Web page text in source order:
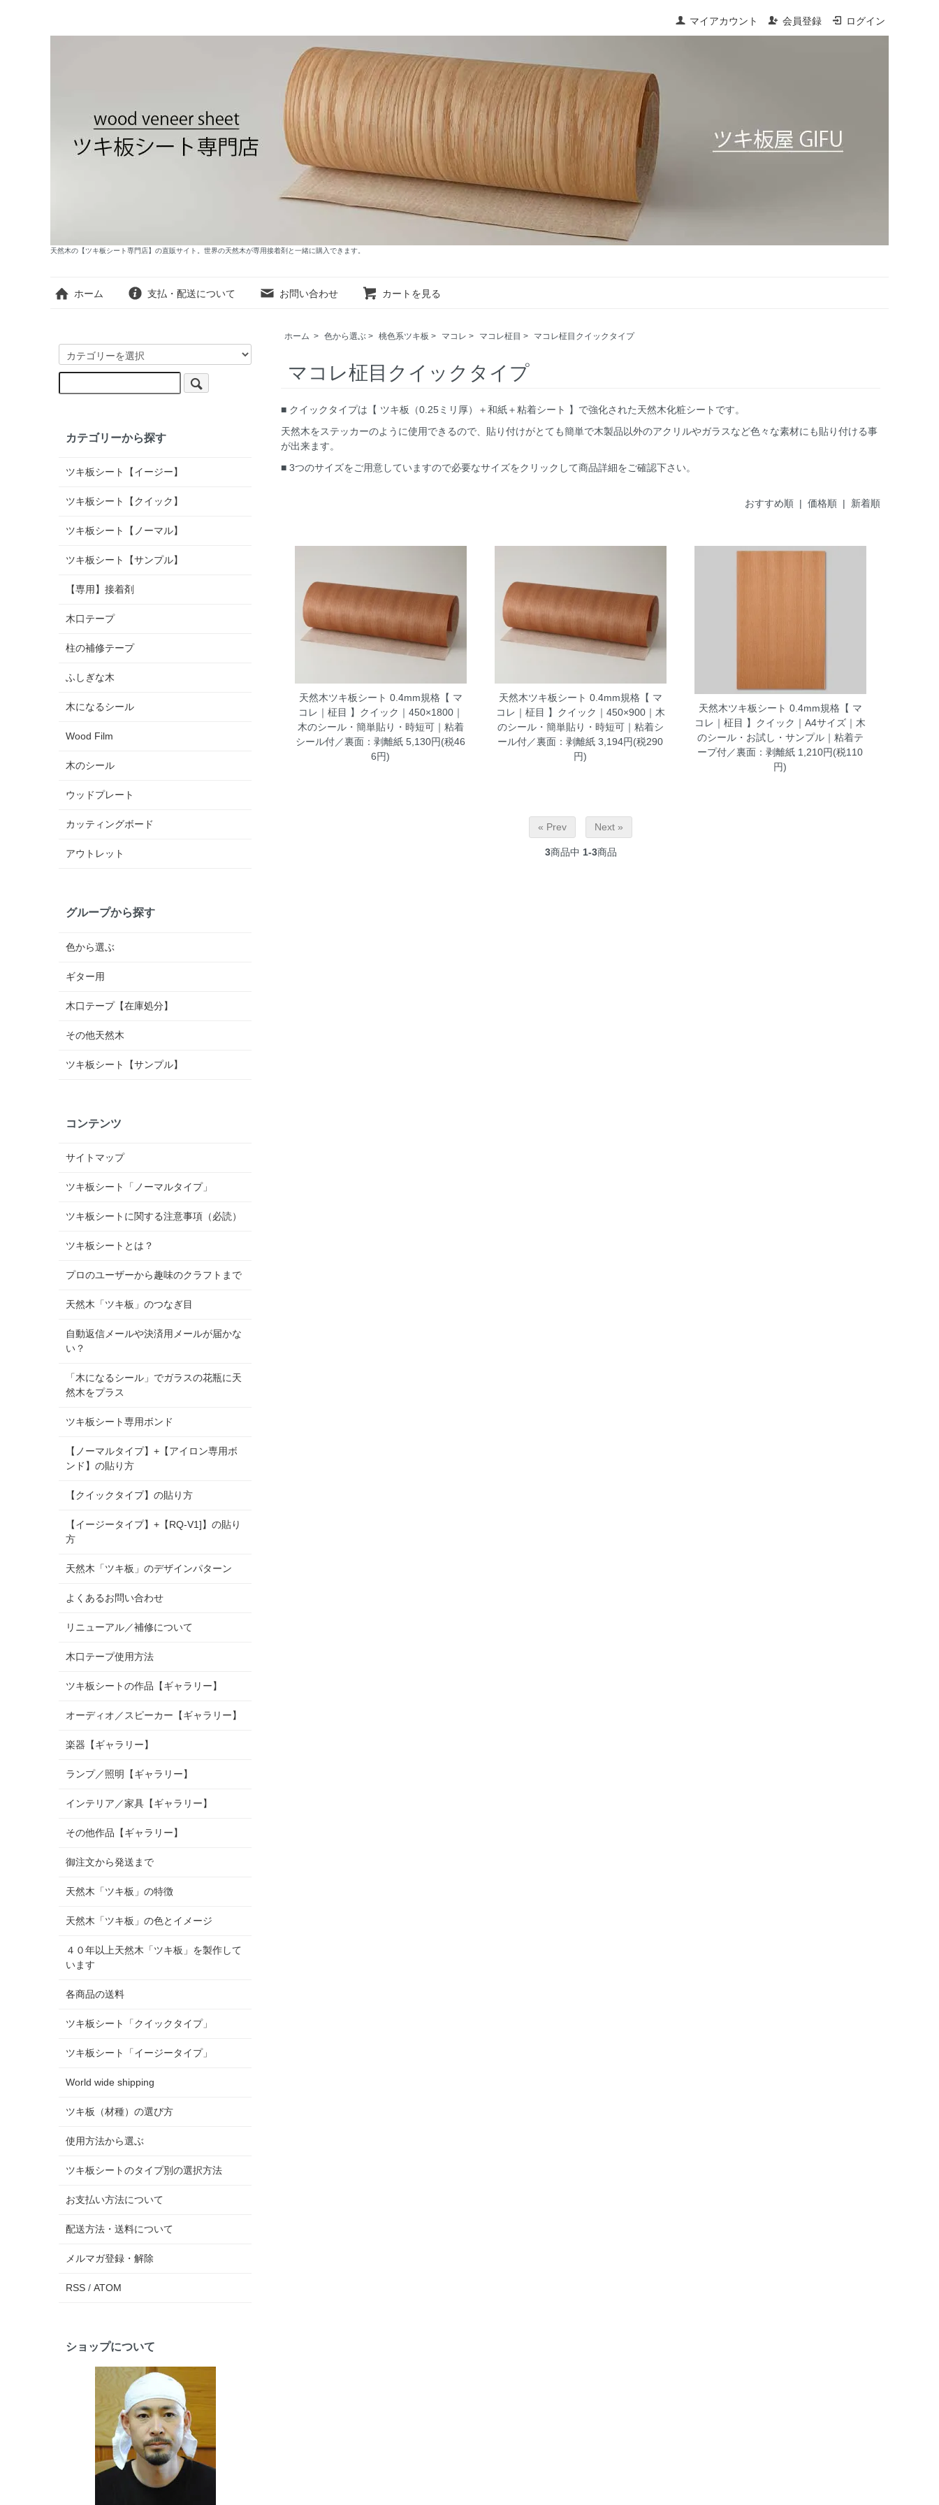
マイアカウント 会員登録 ログイン
天然木の【ツキ板シート専門店】の直販サイト。世界の天然木が専用接着剤と一緒に購入できます。
ホーム 支払・配送について お問い合わせ カートを見る
ホーム > 色から選ぶ > 桃色系ツキ板 > マコレ > マコレ柾目 > マコレ柾目クイックタイプ
マコレ柾目クイックタイプ
■ クイックタイプは【 ツキ板（0.25ミリ厚）＋和紙＋粘着シート 】で強化された天然木化粧シートです。
天然木をステッカーのように使用できるので、貼り付けがとても簡単で木製品以外のアクリルやガラスなど色々な素材にも貼り付ける事
が出来ます。
■ 3つのサイズをご用意していますので必要なサイズをクリックして商品詳細をご確認下さい。
おすすめ順 | 価格順 | 新着順
天然木ツキ板シート 0.4mm規格【 マ
コレ｜柾目 】クイック｜450×1800｜
木のシール・簡単貼り・時短可｜粘着
シール付／裏面：剥離紙 5,130円(税46
6円)
天然木ツキ板シート 0.4mm規格【 マ
コレ｜柾目 】クイック｜450×900｜木
のシール・簡単貼り・時短可｜粘着シ
ール付／裏面：剥離紙 3,194円(税290
円)
天然木ツキ板シート 0.4mm規格【 マ
コレ｜柾目 】クイック｜A4サイズ｜木
のシール・お試し・サンプル｜粘着テ
ープ付／裏面：剥離紙 1,210円(税110
円)
« Prev Next »
3商品中 1-3商品
カテゴリーから探す
ツキ板シート【イージー】
ツキ板シート【クイック】
ツキ板シート【ノーマル】
ツキ板シート【サンプル】
【専用】接着剤
木口テープ
柱の補修テープ
ふしぎな木
木になるシール
Wood Film
木のシール
ウッドプレート
カッティングボード
アウトレット
グループから探す
色から選ぶ
ギター用
木口テープ【在庫処分】
その他天然木
ツキ板シート【サンプル】
コンテンツ
サイトマップ
ツキ板シート「ノーマルタイプ」
ツキ板シートに関する注意事項（必読）
ツキ板シートとは？
プロのユーザーから趣味のクラフトまで
天然木「ツキ板」のつなぎ目
自動返信メールや決済用メールが届かな
い？
「木になるシール」でガラスの花瓶に天
然木をプラス
ツキ板シート専用ボンド
【ノーマルタイプ】+【アイロン専用ボ
ンド】の貼り方
【クイックタイプ】の貼り方
【イージータイプ】+【RQ-V1]】の貼り
方
天然木「ツキ板」のデザインパターン
よくあるお問い合わせ
リニューアル／補修について
木口テープ使用方法
ツキ板シートの作品【ギャラリー】
オーディオ／スピーカー【ギャラリー】
楽器【ギャラリー】
ランプ／照明【ギャラリー】
インテリア／家具【ギャラリー】
その他作品【ギャラリー】
御注文から発送まで
天然木「ツキ板」の特徴
天然木「ツキ板」の色とイメージ
４０年以上天然木「ツキ板」を製作して
います
各商品の送料
ツキ板シート「クイックタイプ」
ツキ板シート「イージータイプ」
World wide shipping
ツキ板（材種）の選び方
使用方法から選ぶ
ツキ板シートのタイプ別の選択方法
お支払い方法について
配送方法・送料について
メルマガ登録・解除
RSS / ATOM
ショップについて